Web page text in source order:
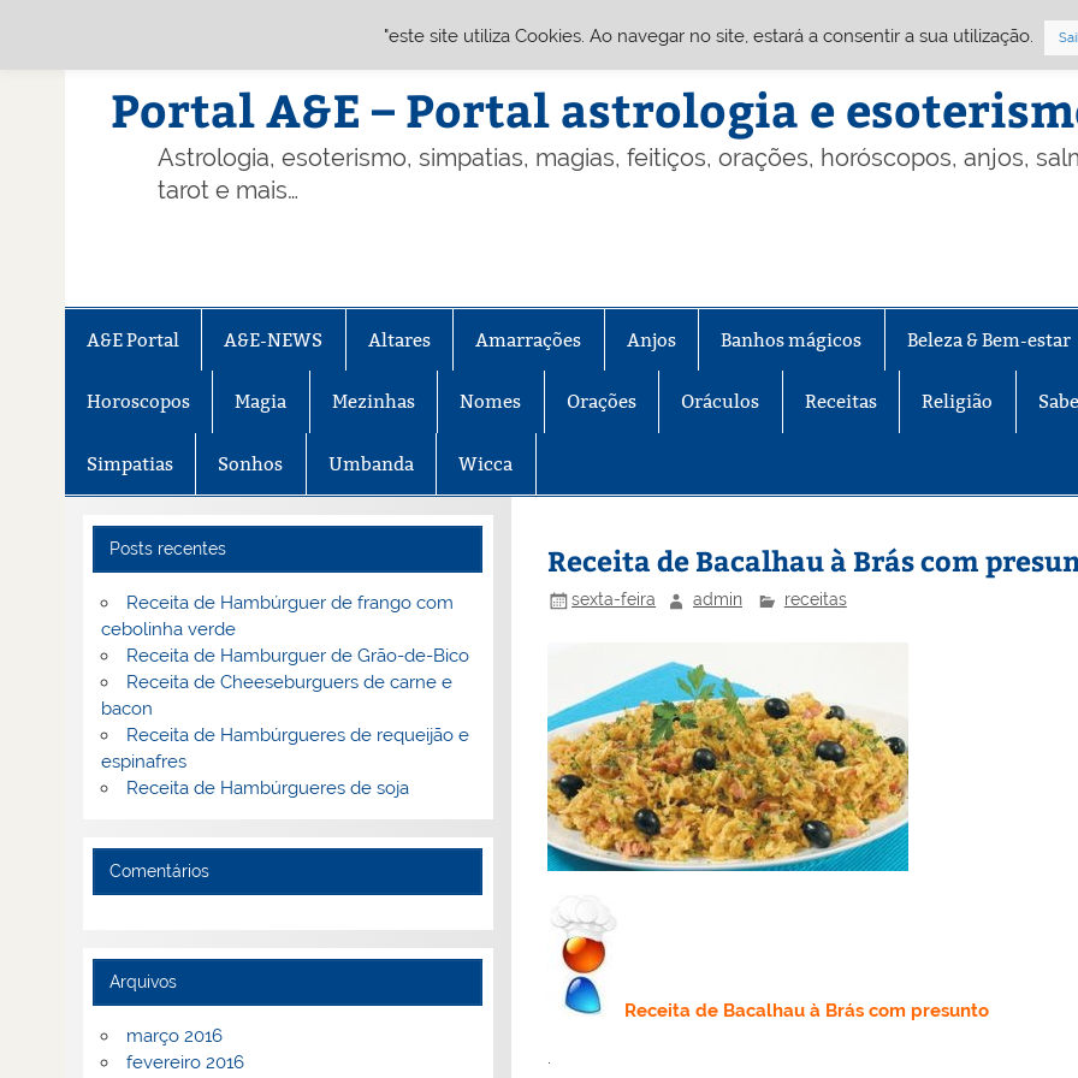
Portal A&E – Portal astrologia e
Astrologia, esoterismo, simpatias, magias, feitiços, orações, horóscopos, anjos,
tarot e mais…
A&E Portal A&E-NEWS Altares Amarrações Anjos Banhos mágicos Beleza & Bem-estar
Horoscopos Magia Mezinhas Nomes Orações Oráculos Receitas Religião
Simpatias Sonhos Umbanda Wicca
Receita de Bacalhau à Brás com
sexta-feira admin receitas
Receitade Bacalhau à Brás com presunto
.
Posts recentes
Receita de Hambúrguer de frango com
cebolinha verde
Receita de Hamburguer de Grão-de-Bico
Receita de Cheeseburguers de carne e
bacon
Receita de Hambúrgueres de requeijão e
espinafres
Receita de Hambúrgueres de soja
Comentários
Arquivos
março 2016
fevereiro 2016
"este site utiliza Cookies. Ao navegar no site, estará a consentir a sua utilização.